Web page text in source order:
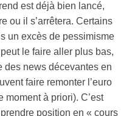
est déjà bien lancé,
ou il s’arrêtera. Certains
un excès de pessimisme
le faire aller plus bas,
des news décevantes en
faire remonter l’euro
moment à priori). C’est
position en « cours